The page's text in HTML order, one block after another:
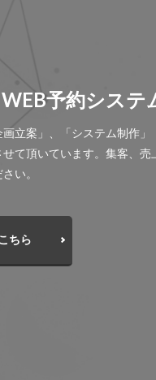
予約システ
立案」、「システム制作」
て頂いています。集客、売
い。
ちら